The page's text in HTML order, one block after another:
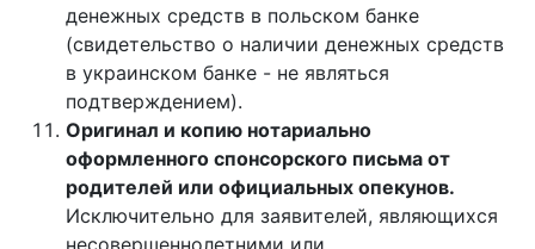
денежных средств в польском банке
(свидетельство о наличии денежных средств
в украинском банке - не являться
подтверждением).
Оригинал и копию нотариально
оформленного спонсорского письма от
родителей или официальных опекунов.
Исключительно для заявителей, являющихся
несовершеннолетними или